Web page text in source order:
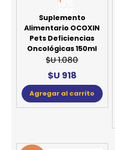
OFF
Suplemento
Alimentario OCOXIN